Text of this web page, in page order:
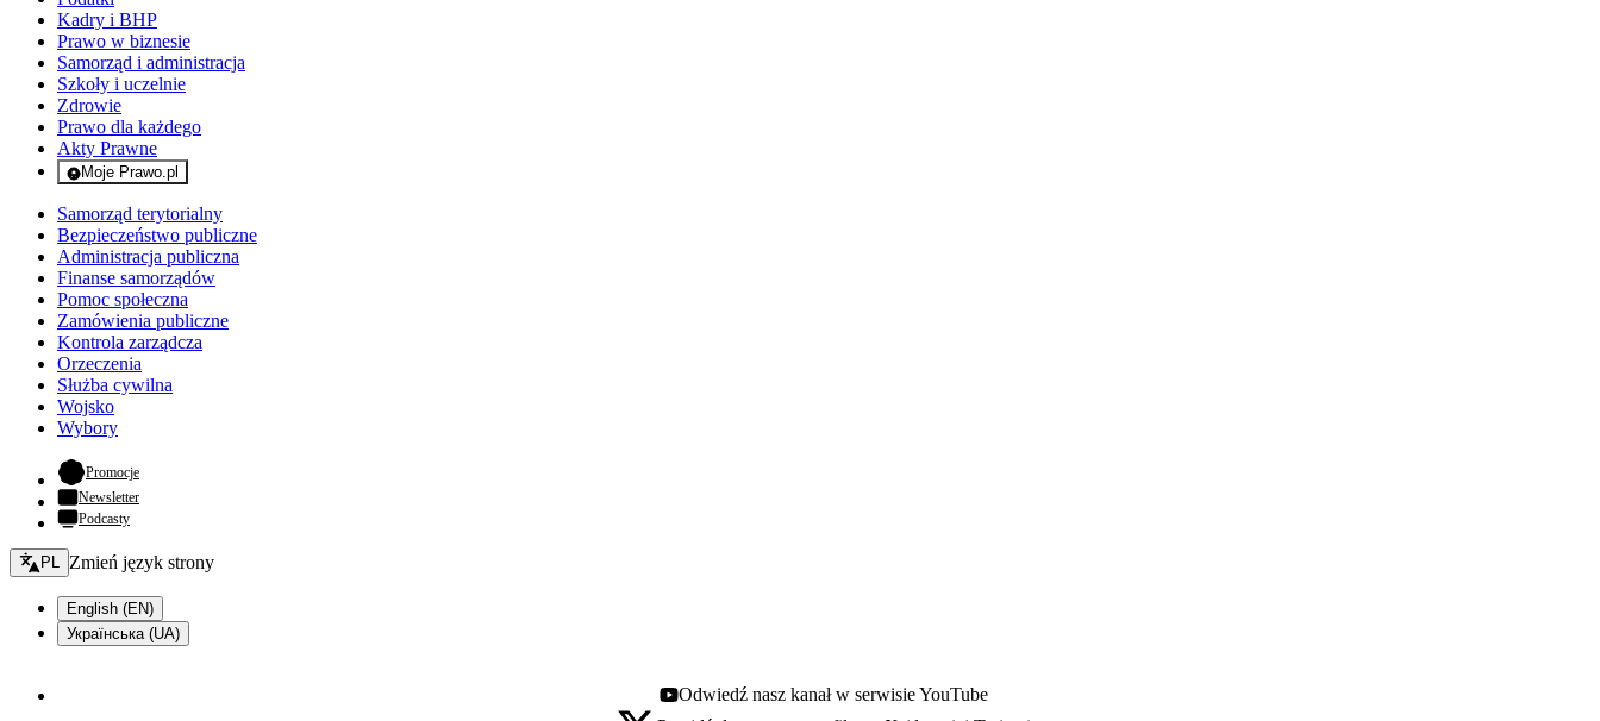
Kadry i BHP
Prawo w biznesie
Samorząd i administracja
Szkoły i uczelnie
Zdrowie
Prawo dla każdego
Akty Prawne
Moje Prawo.pl
- rejestracja i logowanie do serwisu
Samorząd terytorialny
Bezpieczeństwo publiczne
Administracja publiczna
Finanse samorządów
Pomoc społeczna
Zamówienia publiczne
Kontrola zarządcza
Orzeczenia
Służba cywilna
Wojsko
Wybory
Promocje- otwiera się w nowej karcie
Newsletter
Podcasty
Zmień język - bieżący:
PL Zmień język strony
English (EN)
Українська (UA)
Youtube - otwiera się w nowej karcie
Odwiedź nasz kanał w serwisie YouTube